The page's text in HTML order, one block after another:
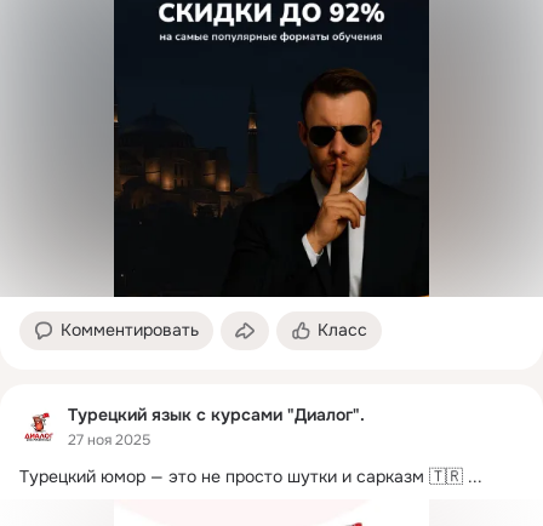
Комментировать Класс
Турецкий язык с курсами "Диалог".
27 ноя 2025
Турецкий юмор — это не просто шутки и сарказм 🇹🇷 ...